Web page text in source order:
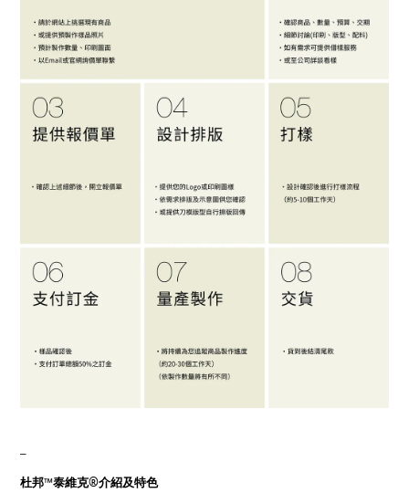
杜邦™泰維克®介紹及特色